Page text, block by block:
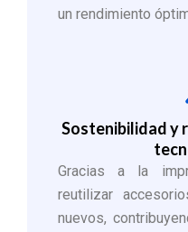
un rendimiento
Sostenibilidad y
Gracias a la
reutilizar
nuevos,